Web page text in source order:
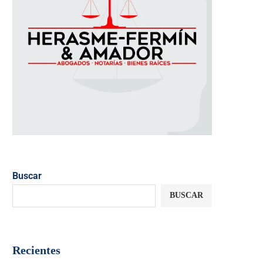
Buscar
BUSCAR
Recientes